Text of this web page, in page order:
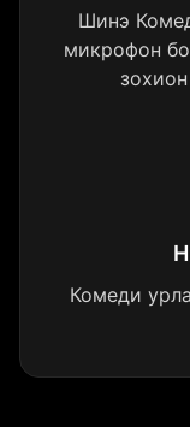
Шинэ
микрофон
Комеди